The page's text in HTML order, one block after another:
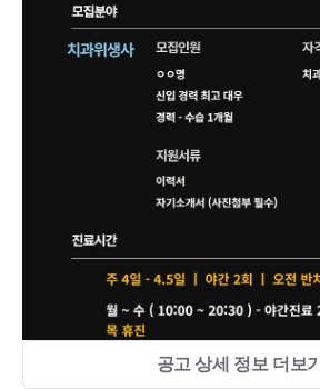
공고 상세 정보 더보기